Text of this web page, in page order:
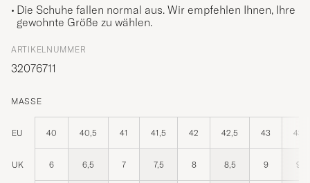
Die Schuhe fallen normal aus. Wir empfehlen Ihnen, Ihre
gewohnte Größe zu wählen.
ARTIKELNUMMER
32076711
MASSE
EU 40 40,5 41 41,5 42 42,5 43 43,5
UK 6 6,5 7 7,5 8 8,5 9 9,5